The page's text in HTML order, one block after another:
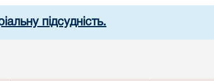
підсудність.